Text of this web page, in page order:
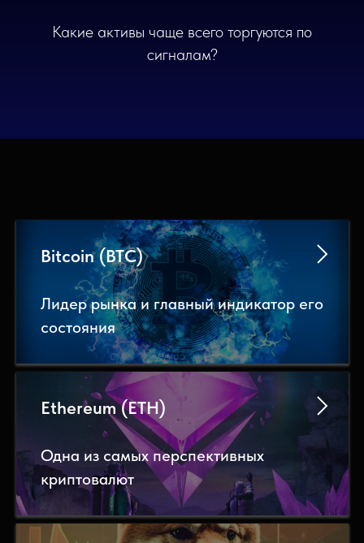
Какие активы чаще всего торгуются по
сигналам?
Bitcoin (BTC)
Лидер рынка и главный индикатор его
состояния
Ethereum (ETH)
Одна из самых перспективных
криптовалют